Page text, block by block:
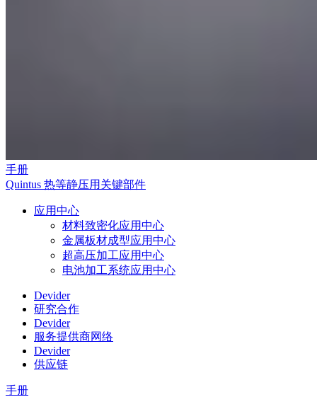
手册
Quintus 热等静压用关键部件
应用中心
材料致密化应用中心
金属板材成型应用中心
超高压加工应用中心
电池加工系统应用中心
Devider
研究合作
Devider
服务提供商网络
Devider
供应链
手册